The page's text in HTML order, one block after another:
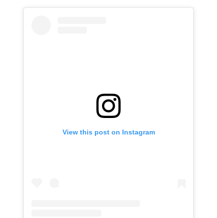
View this post on Instagram